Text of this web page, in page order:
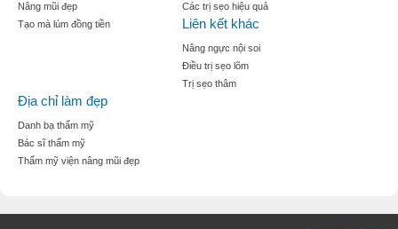
Nâng mũi đẹp
Tạo mà lúm đồng tiền
Các trị sẹo hiệu quả
Liên kết khác
Nâng ngực nội soi
Điều trị sẹo lõm
Trị sẹo thâm
Địa chỉ làm đẹp
Danh bạ thẩm mỹ
Bác sĩ thẩm mỹ
Thẩm mỹ viện nâng mũi đẹp